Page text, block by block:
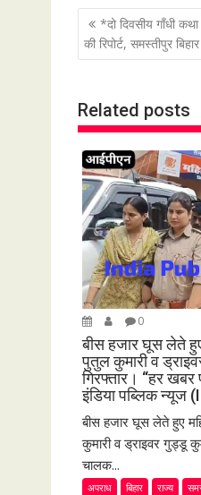
P
o
n
a
v
i
g
a
t
i
o
n
*दो दिवसीय गाँधी
की रिपोर्ट, समस्तीपुर
Related posts
0
बीस हजार घूस लेते हुए
पुतुल कुमारी व
गिरफ्तार। “हर खबर
इंडिया पब्लिक न्यूज
बीस हजार घूस लेते हुए
कुमारी व ड्राइवर गुड्डू
चालक...
अपराध बिहार राज्य